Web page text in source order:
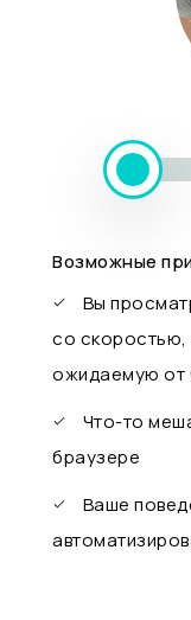
Возможные
Вы
со
ожидаемую от
Что-то
браузере
Ваше